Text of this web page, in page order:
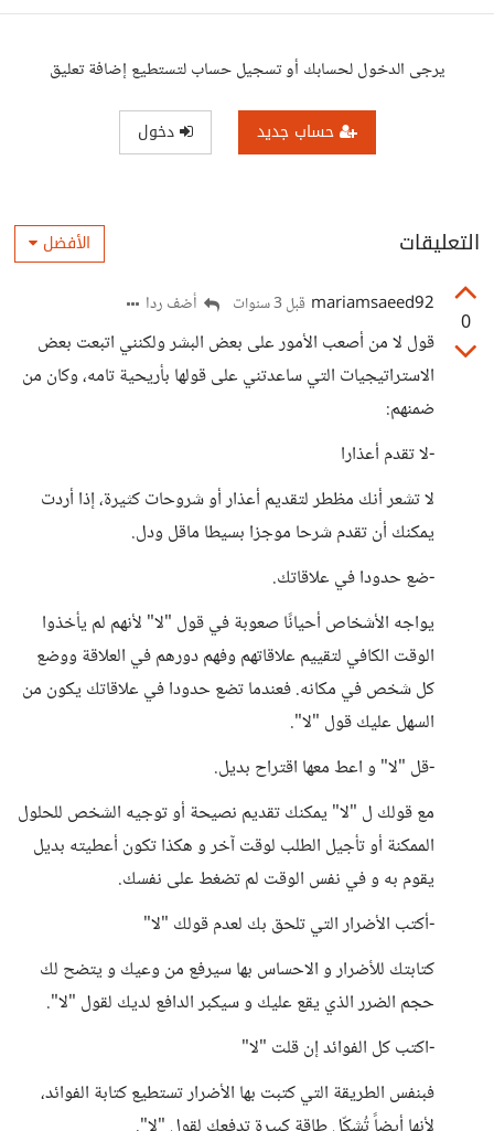
يرجى الدخول لحسابك أو تسجيل حساب لتستطيع إضافة تعليق
حساب جديد دخول
التعليقات الأفضل
0
mariamsaeed92 قبل 3 سنوات أضف ردا
قول لا من أصعب الأمور على بعض البشر ولكنني اتبعت بعض
الاستراتيجيات التي ساعدتني على قولها بأريحية تامه، وكان من
ضمنهم:
-لا تقدم أعذارا
لا تشعر أنك مظطر لتقديم أعذار أو شروحات كثيرة، إذا أردت
يمكنك أن تقدم شرحا موجزا بسيطا ماقل ودل.
-ضع حدودا في علاقاتك.
يواجه الأشخاص أحيانًا صعوبة في قول "لا" لأنهم لم يأخذوا
الوقت الكافي لتقييم علاقاتهم وفهم دورهم في العلاقة ووضع
كل شخص في مكانه. فعندما تضع حدودا في علاقاتك يكون من
السهل عليك قول "لا".
-قل "لا" و اعط معها اقتراح بديل.
مع قولك ل "لا" يمكنك تقديم نصيحة أو توجيه الشخص للحلول
الممكنة أو تأجيل الطلب لوقت آخر و هكذا تكون أعطيته بديل
يقوم به و في نفس الوقت لم تضغط على نفسك.
-أكتب الأضرار التي تلحق بك لعدم قولك "لا"
كتابتك للأضرار و الاحساس بها سيرفع من وعيك و يتضح لك
حجم الضرر الذي يقع عليك و سيكبر الدافع لديك لقول "لا".
-اكتب كل الفوائد إن قلت "لا"
فبنفس الطريقة التي كتبت بها الأضرار تستطيع كتابة الفوائد،